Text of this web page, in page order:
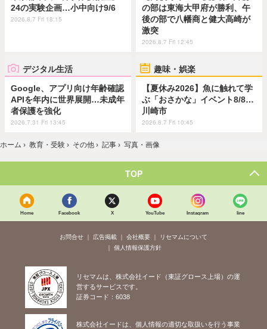
24の実験企画…小中向け9/6
2026.8.7 Fri 18:15
の部は東海大甲府が勝利、午
後の部で八幡商と健大高崎が
激突
2026.8.7 Fri 12:45
デジタル生活
Google、アプリ向け年齢確認
APIを年内に世界展開…未成年
者保護を強化
2026.7.31 Fri 13:45
趣味・娯楽
【夏休み2026】魚に触れて学
ぶ「おさかな」イベント8/8…
川崎市
2026.8.7 Fri 10:45
ホーム › 教育・受験 › その他 › 記事 › 写真・画像
TOP
Home Facebook X YouTube Instagram line
お問合せ 広告掲載 会社概要
リセマムについて
個人情報保護方針
リセマムは、株式会社イード（東証グロース上場）の運
営するサービスです。
証券コード：6038
株式会社イードは、個人情報の適切な取扱いを行う事業